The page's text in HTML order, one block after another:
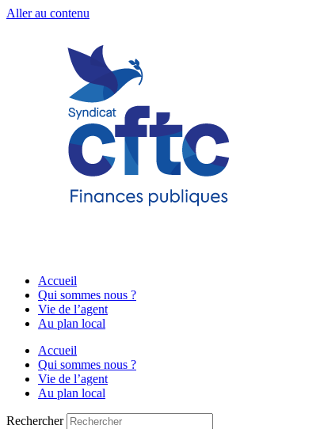
Aller au contenu
Accueil
Qui sommes nous ?
Vie de l’agent
Au plan local
Accueil
Qui sommes nous ?
Vie de l’agent
Au plan local
Rechercher